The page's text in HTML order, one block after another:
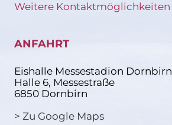
Weitere Kontaktmöglichkeiten
ANFAHRT
Eishalle Messestadion Dornbirn
Halle 6, Messestraße
6850 Dornbirn
> Zu Google Maps